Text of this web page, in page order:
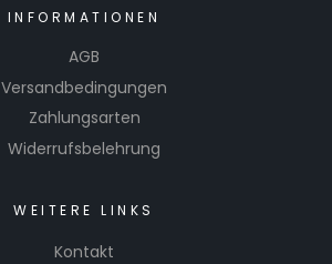
INFORMATIONEN
AGB
Versandbedingungen
Zahlungsarten
Widerrufsbelehrung
WEITERE LINKS
Kontakt